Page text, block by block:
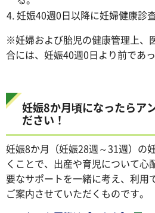
妊娠40週0日以降に妊婦健康診
※妊婦および胎児の健康管理上、
合には、妊娠40週0日より前であ
妊娠8か月頃になったらア
ださい！
妊娠8か月（妊娠28週～31週）の
くことで、出産や育児について心
要なサポートを一緒に考え、利用
ご案内させていただくものです。